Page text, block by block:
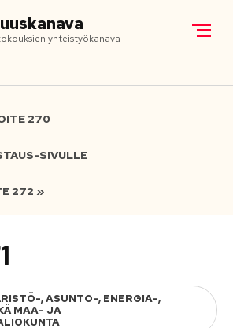
yhteistyökanava
270
SIVULLE
272 »
, ASUNTO-, ENERGIA-,
MAA- JA